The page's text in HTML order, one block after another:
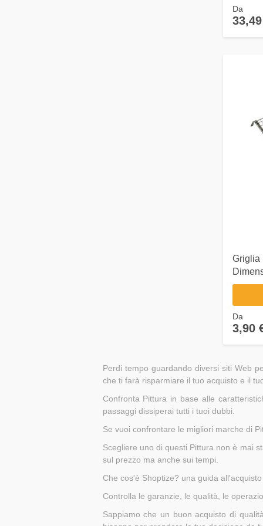
Da
Griglia
Da
3,90
Perdi tempo guardando diversi siti Web
che ti farà risparmiare il tuo acquisto e il
Confronta Pittura in base alle
passaggi dissiperai tutti i tuoi dubbi.
Se vuoi confrontare le migliori marche di
Scegliere uno di questi Pittura non è mai
sul prezzo ma anche sui tempi.
Che cos'è Shoptize? una guida
Controlla le garanzie, le qualità, le
Sappiamo che un buon acquisto di